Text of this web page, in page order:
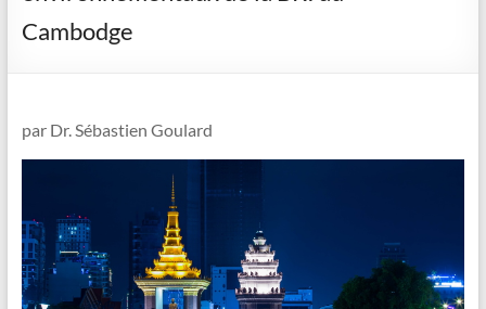
Cambodge
par Dr. Sébastien Goulard